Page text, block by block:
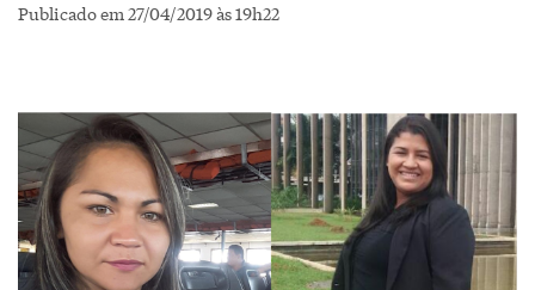
Publicado em 27/04/2019 às 19h22